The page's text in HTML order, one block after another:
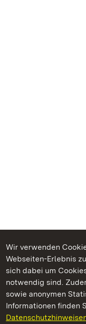
Wir verwenden
Webseiten-Erlebnis
sich dabei um
notwendig sind.
sowie anonymen
Informationen finden
Kommen. Staunen.
Staatliche Schlösser